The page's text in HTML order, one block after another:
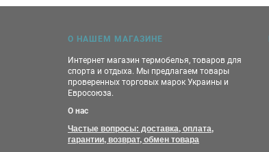
О НАШЕМ МАГАЗИНЕ
Интернет магазин термобелья, товаров для
спорта и отдыха. Мы предлагаем товары
проверенных торговых марок Украины и
Евросоюза.
О нас
Частые вопросы: доставка, оплата,
гарантии, возврат, обмен товара